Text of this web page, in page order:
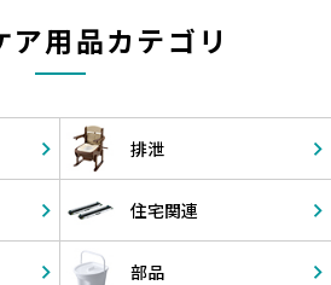
ア用品カテゴリ
排泄
住宅関連
部品